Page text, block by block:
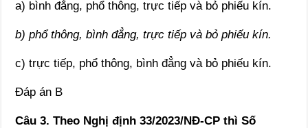
a) bình đẳng, phổ thông, trực tiếp và bỏ phiếu kín.
b) phổ thông, bình đẳng, trực tiếp và bỏ phiếu kín.
c) trực tiếp, phổ thông, bình đẳng và bỏ phiếu kín.
Đáp án B
Câu 3. Theo Nghị định 33/2023/NĐ-CP thì Số